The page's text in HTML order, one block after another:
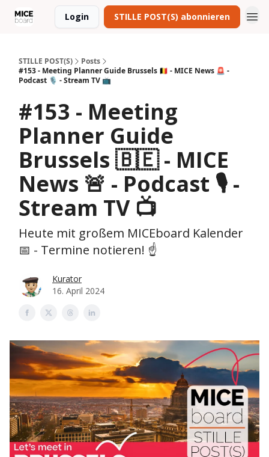
Login STILLE POST(S) abonnieren
STILLE POST(S)
Posts
#153 - Meeting Planner Guide Brussels 🇧🇪 - MICE News 🚨 -
Podcast 🎙️ - Stream TV 📺
#153 - Meeting
Planner Guide
Brussels 🇧🇪 - MICE
News 🚨 - Podcast 🎙️ -
Stream TV 📺
Heute mit großem MICEboard Kalender
📅 - Termine notieren! ☝️
Kurator
16. April 2024